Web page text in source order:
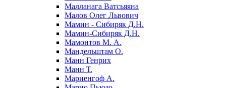
Малланага Ватсьяяна
Малов Олег Львович
Мамин - Сибиряк Д.Н.
Мамин-Сибиряк Д.Н.
Мамонтов М. А.
Мандельштам О.
Манн Генрих
Манн Т.
Мариенгоф А.